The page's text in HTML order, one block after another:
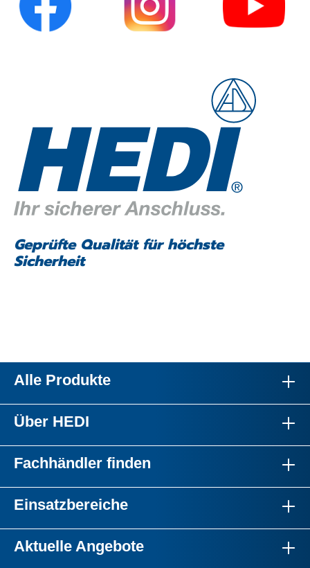
Geprüfte Qualität für höchste
Sicherheit
Alle Produkte
Über HEDI
Fachhändler finden
Einsatzbereiche
Aktuelle Angebote